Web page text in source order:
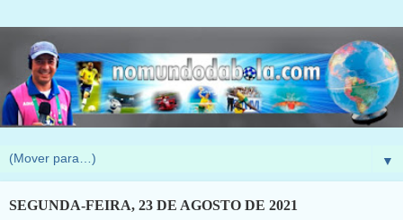
▼
SEGUNDA-FEIRA, 23 DE AGOSTO DE 2021